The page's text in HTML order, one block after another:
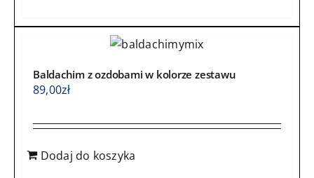
Baldachim z ozdobami w kolorze zestawu
89,00zł
Dodaj do koszyka